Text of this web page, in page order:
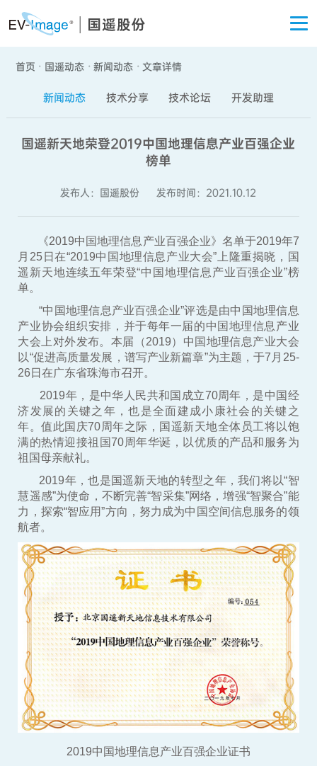
关于国遥
首页 · 国遥动态 · 新闻动态 · 文章详情
新闻动态 技术分享 技术论坛 开发助理
国遥新天地荣登2019中国地理信息产业百强企业
榜单
发布人：国遥股份 发布时间：2021.10.12
《2019中国地理信息产业百强企业》名单于2019年7
月25日在“2019中国地理信息产业大会”上隆重揭晓，国
遥新天地连续五年荣登“中国地理信息产业百强企业”榜
单。
“中国地理信息产业百强企业”评选是由中国地理信息
产业协会组织安排，并于每年一届的中国地理信息产业
大会上对外发布。本届（2019）中国地理信息产业大会
以“促进高质量发展，谱写产业新篇章”为主题，于7月25-
26日在广东省珠海市召开。
2019年，是中华人民共和国成立70周年，是中国经
济发展的关键之年，也是全面建成小康社会的关键之
年。值此国庆70周年之际，国遥新天地全体员工将以饱
满的热情迎接祖国70周年华诞，以优质的产品和服务为
祖国母亲献礼。
2019年，也是国遥新天地的转型之年，我们将以“智
慧遥感”为使命，不断完善“智采集”网络，增强“智聚合”能
力，探索“智应用”方向，努力成为中国空间信息服务的领
航者。
2019中国地理信息产业百强企业证书